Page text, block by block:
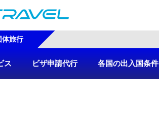
体旅行
ス ビザ申請代行 各国の出入国条件